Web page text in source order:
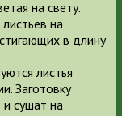
на свету.
на
в длину
листья
Заготовку
сушат на